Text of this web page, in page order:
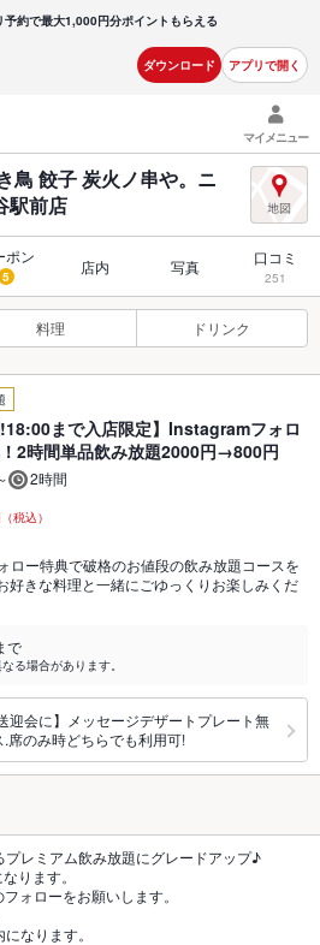
予約で最大1,000円分ポイントもらえる
ダウンロード アプリで開く
マイメニュー
鳥 餃子 炭火ノ串や。ニ
駅前店
ポン
5 店内 写真 口コミ
251
料理 ドリンク
!18:00まで入店限定】Instagramフォロ
2時間単品飲み放題2000円→800円
2時間
税込）
ロー特典で破格のお値段の飲み放題コースを
好きな料理と一緒にごゆっくりお楽しみくだ
で
る場合があります。
迎会に】メッセージデザートプレート無
席のみ時どちらでも利用可!
レミアム飲み放題にグレードアップ♪
ります。
ォローをお願いします。
なります。